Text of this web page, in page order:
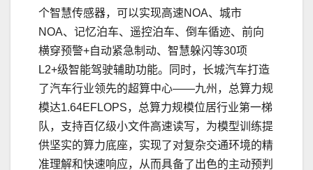
个智慧传感器，可以实现高速NOA、城市
NOA、记忆泊车、遥控泊车、倒车循迹、前向
横穿预警+自动紧急制动、智慧躲闪等30项
L2+级智能驾驶辅助功能。同时，长城汽车打造
了汽车行业领先的超算中⼼——九州，总算力规
模达1.64EFLOPS，总算力规模位居行业第⼀梯
队，支持百亿级小文件高速读写，为模型训练提
供坚实的算力底座，实现了对复杂交通环境的精
准理解和快速响应，从而具备了出色的主动预判